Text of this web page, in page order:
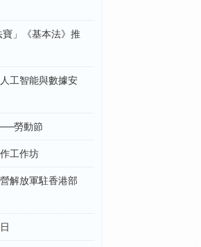
寶」《基本法》推
工智能與數據安
勞動節
工作坊
解放軍駐香港部